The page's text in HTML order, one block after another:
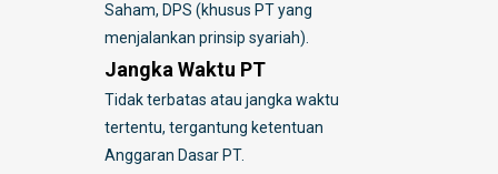
Saham, DPS (khusus PT yang
menjalankan prinsip syariah).
Jangka Waktu PT
Tidak terbatas atau jangka waktu
tertentu, tergantung ketentuan
Anggaran Dasar PT.